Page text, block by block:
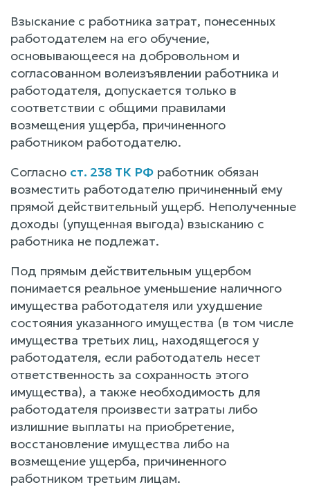
Взыскание с работника затрат, понесенных
работодателем на его обучение,
основывающееся на добровольном и
согласованном волеизъявлении работника и
работодателя, допускается только в
соответствии с общими правилами
возмещения ущерба, причиненного
работником работодателю.
Согласно ст. 238 ТК РФ работник обязан
возместить работодателю причиненный ему
прямой действительный ущерб. Неполученные
доходы (упущенная выгода) взысканию с
работника не подлежат.
Под прямым действительным ущербом
понимается реальное уменьшение наличного
имущества работодателя или ухудшение
состояния указанного имущества (в том числе
имущества третьих лиц, находящегося у
работодателя, если работодатель несет
ответственность за сохранность этого
имущества), а также необходимость для
работодателя произвести затраты либо
излишние выплаты на приобретение,
восстановление имущества либо на
возмещение ущерба, причиненного
работником третьим лицам.